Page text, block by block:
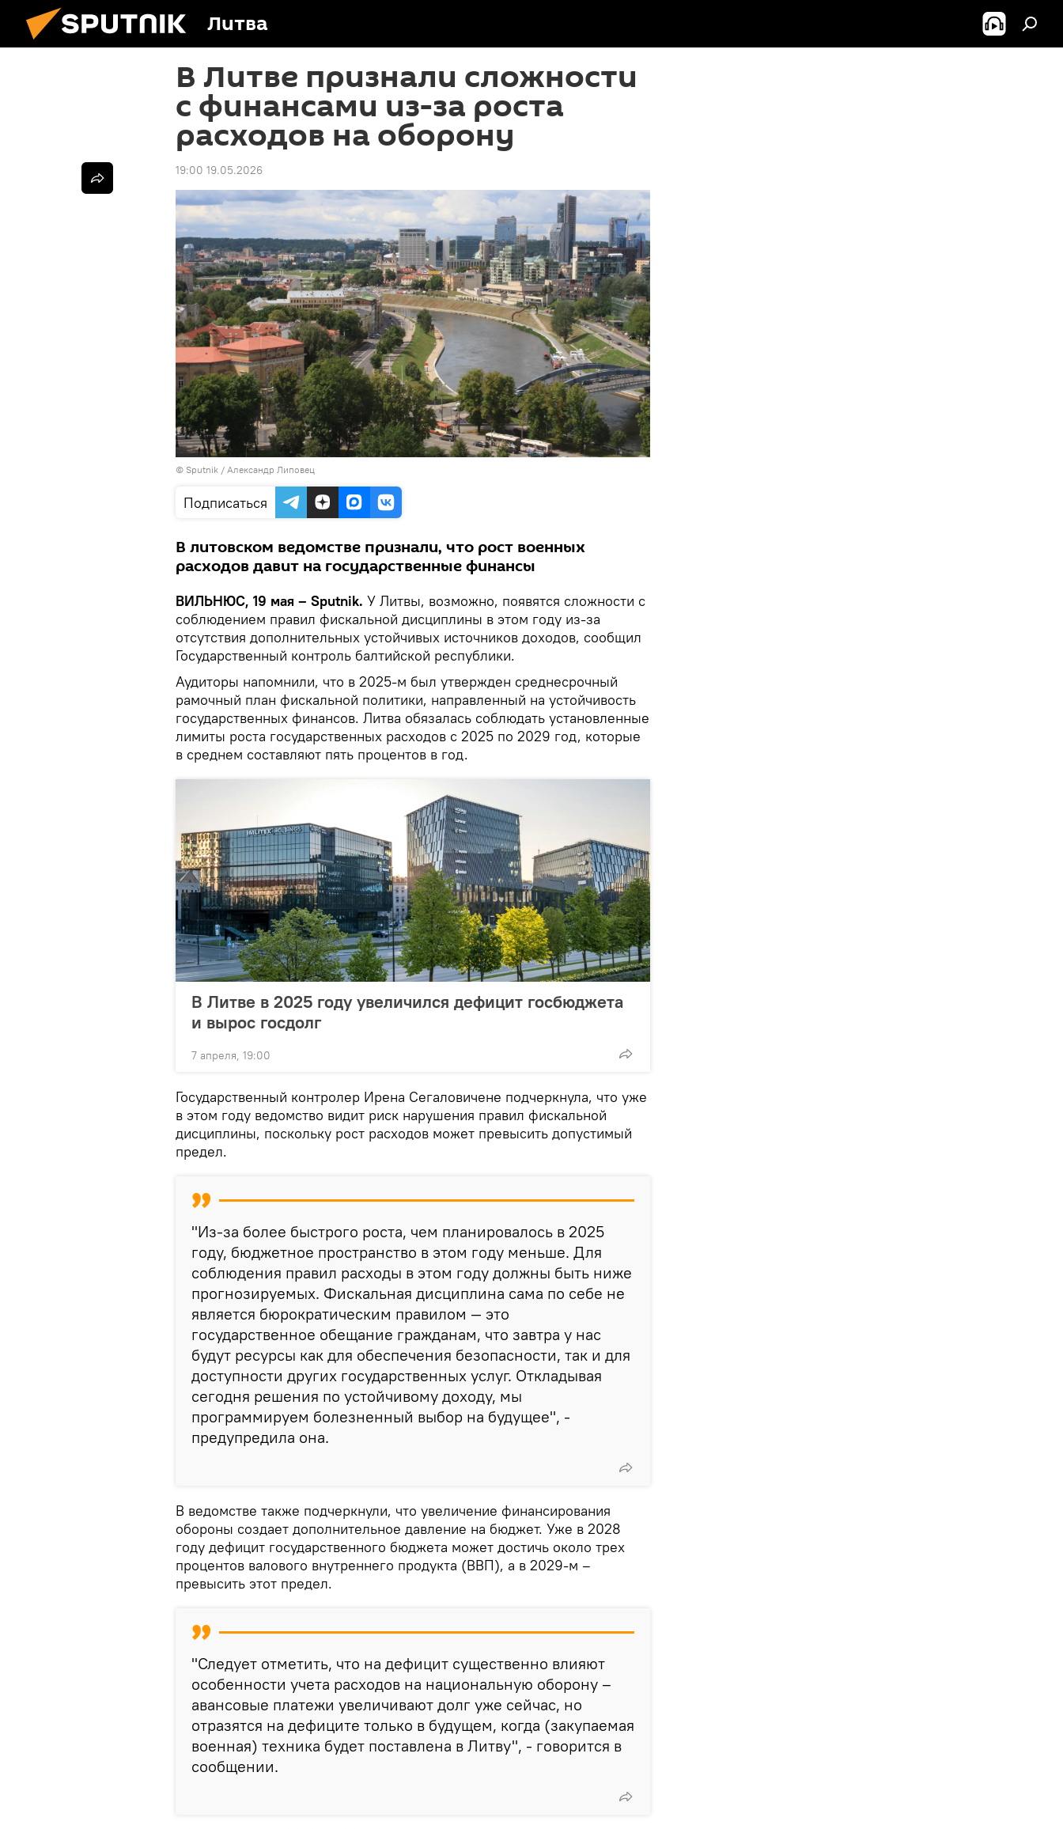
Литва
В Литве признали сложности
с финансами из-за роста
расходов на оборону
19:00 19.05.2026
© Sputnik / Александр Липовец
Подписаться
В литовском ведомстве признали, что рост военных
расходов давит на государственные финансы
ВИЛЬНЮС, 19 мая – Sputnik. У Литвы, возможно, появятся сложности с
соблюдением правил фискальной дисциплины в этом году из-за
отсутствия дополнительных устойчивых источников доходов, сообщил
Государственный контроль балтийской республики.
Аудиторы напомнили, что в 2025-м был утвержден среднесрочный
рамочный план фискальной политики, направленный на устойчивость
государственных финансов. Литва обязалась соблюдать установленные
лимиты роста государственных расходов с 2025 по 2029 год, которые
в среднем составляют пять процентов в год.
В Литве в 2025 году увеличился дефицит госбюджета
и вырос госдолг
7 апреля, 19:00
Государственный контролер Ирена Сегаловичене подчеркнула, что уже
в этом году ведомство видит риск нарушения правил фискальной
дисциплины, поскольку рост расходов может превысить допустимый
предел.
"Из-за более быстрого роста, чем планировалось в 2025
году, бюджетное пространство в этом году меньше. Для
соблюдения правил расходы в этом году должны быть ниже
прогнозируемых. Фискальная дисциплина сама по себе не
является бюрократическим правилом — это
государственное обещание гражданам, что завтра у нас
будут ресурсы как для обеспечения безопасности, так и для
доступности других государственных услуг. Откладывая
сегодня решения по устойчивому доходу, мы
программируем болезненный выбор на будущее", -
предупредила она.
В ведомстве также подчеркнули, что увеличение финансирования
обороны создает дополнительное давление на бюджет. Уже в 2028
году дефицит государственного бюджета может достичь около трех
процентов валового внутреннего продукта (ВВП), а в 2029-м –
превысить этот предел.
"Следует отметить, что на дефицит существенно влияют
особенности учета расходов на национальную оборону –
авансовые платежи увеличивают долг уже сейчас, но
отразятся на дефиците только в будущем, когда (закупаемая
военная) техника будет поставлена в Литву", - говорится в
сообщении.